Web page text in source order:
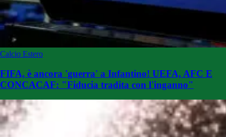
Calcio Estero
FIFA, è ancora 'guerra' a Infantino! UEFA, AFC E
CONCACAF: "Fiducia tradita con l'inganno"